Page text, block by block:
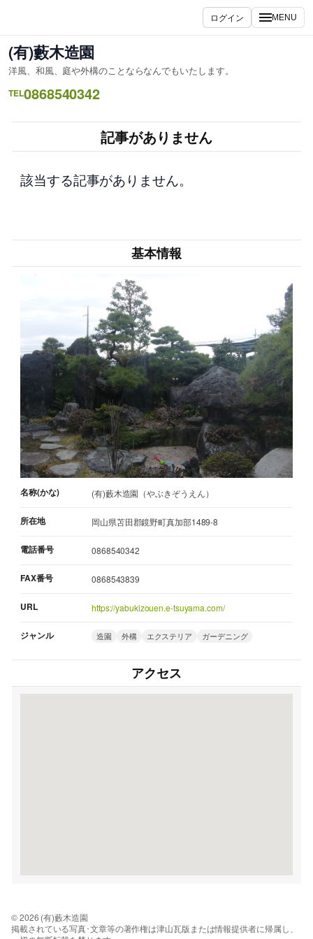
を
ス
キ
ッ
ログイン MENU
(有)藪木造園
洋風、和風、庭や外構のことならなんでもいたします。
TEL0868540342
記事がありません
該当する記事がありません。
基本情報
名称(かな) (有)藪木造園（やぶきぞうえん）
所在地 岡山県苫田郡鏡野町真加部1489-8
電話番号 0868540342
FAX番号 0868543839
URL https://yabukizouen.e-tsuyama.com/
ジャンル 造園 外構 エクステリア ガーデニング
アクセス
© 2026 (有)藪木造園
掲載されている写真･文章等の著作権は津山瓦版または情報提供者に帰属し、